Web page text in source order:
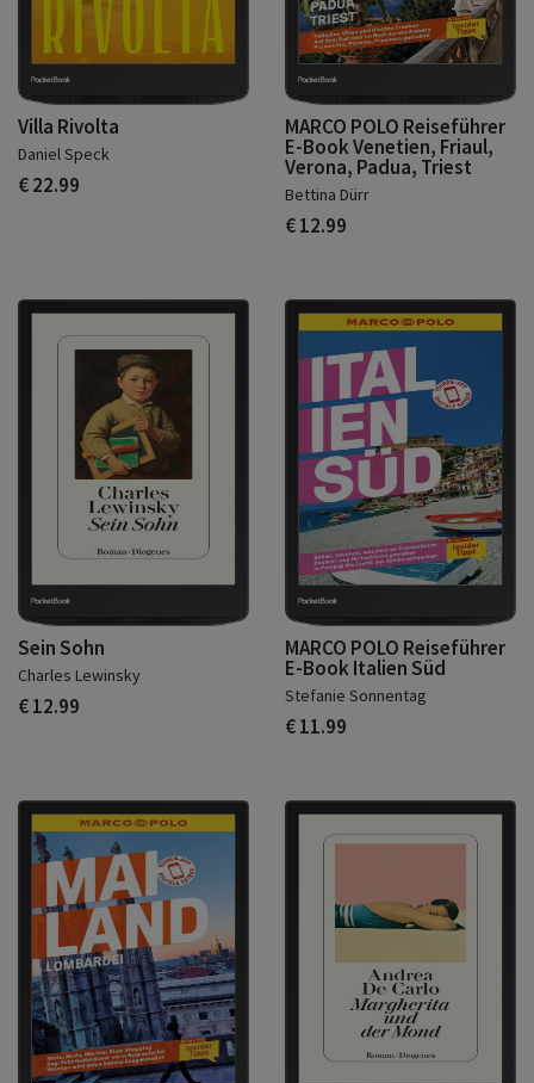
Villa Rivolta
Daniel Speck
€ 22.99
MARCO POLO Reiseführer
E-Book Venetien, Friaul,
Verona, Padua, Triest
Bettina Dürr
€ 12.99
Sein Sohn
Charles Lewinsky
€ 12.99
MARCO POLO Reiseführer
E-Book Italien Süd
Stefanie Sonnentag
€ 11.99